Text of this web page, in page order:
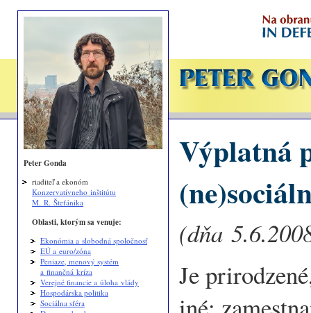
Peter Gonda
riaditeľ a ekonóm
Konzervatívneho inštitútu
M. R. Štefánika
Oblasti, ktorým sa venuje:
Ekonómia a slobodná spoločnosť
EÚ a euro/zóna
Peniaze, menový systém
a finančná kríza
Verejné financie a úloha vlády
Hospodárska politika
Sociálna sféra
Výplatná
(dňa
Je